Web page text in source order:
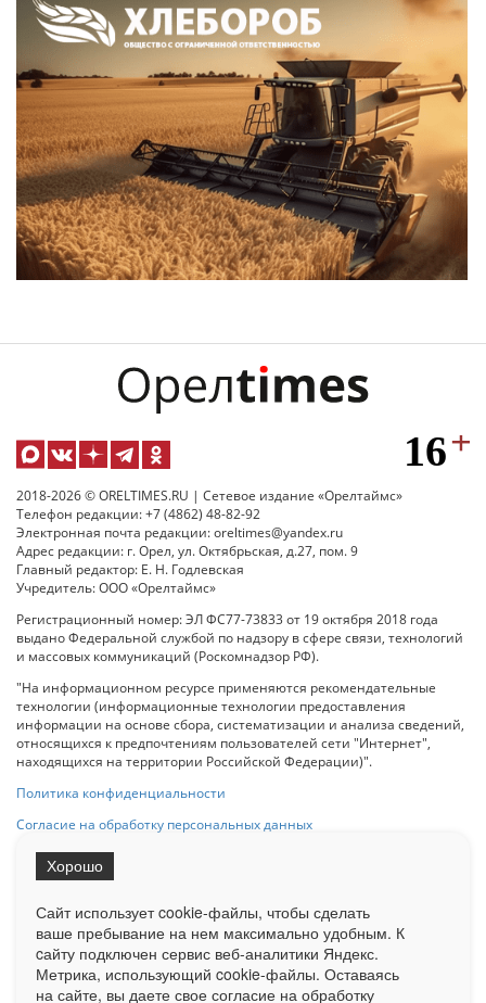
2018-2026 © ORELTIMES.RU | Сетевое издание «Орелтаймс»
Телефон редакции: +7 (4862) 48-82-92
Электронная почта редакции: oreltimes@yandex.ru
Адрес редакции: г. Орел, ул. Октябрьская, д.27, пом. 9
Главный редактор: Е. Н. Годлевская
Учредитель: ООО «Орелтаймс»
Регистрационный номер: ЭЛ ФС77-73833 от 19 октября 2018 года
выдано Федеральной службой по надзору в сфере связи, технологий
и массовых коммуникаций (Роскомнадзор РФ).
"На информационном ресурсе применяются рекомендательные
технологии (информационные технологии предоставления
информации на основе сбора, систематизации и анализа сведений,
относящихся к предпочтениям пользователей сети "Интернет",
находящихся на территории Российской Федерации)".
Политика конфиденциальности
Согласие на обработку персональных данных
на Сетевое издание «ОрелТаймс» обязательна.
Ограниченная статистика посещаемости доступна на сайте
Liveinternet.ru . Подробная статистика для рекламодателей по запросу
у менеджера.
Сайт использует cookie-файлы, чтобы сделать
ваше пребывание на нем максимально удобным. К
cайту подключен сервис веб-аналитики Яндекс.
Метрика, использующий cookie-файлы. Оставаясь
на сайте, вы даете свое согласие на обработку
Хорошо